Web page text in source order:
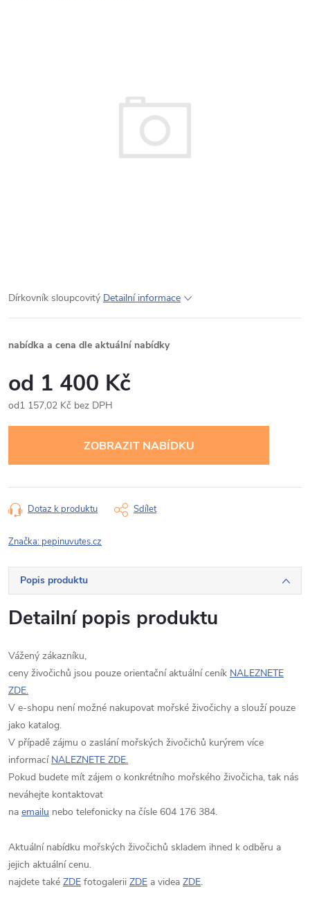
Dírkovník sloupcovitý Detailní informace
nabídka a cena dle aktuální nabídky
1 400 Kč
1 157,02 Kč bez DPH
Dotaz k produktu Sdílet
Značka: pepinuvutes.cz
Popis produktu
Detailní popis produktu
Vážený zákazníku,
ceny živočichů jsou pouze orientační aktuální ceník NALEZNETE
ZDE.
V e-shopu není možné nakupovat mořské živočichy a slouží pouze
jako katalog.
V případě zájmu o zaslání mořských živočichů kurýrem více
informací NALEZNETE ZDE.
Pokud budete mít zájem o konkrétního mořského živočicha, tak nás
neváhejte kontaktovat
na emailu nebo telefonicky na čísle 604 176 384.
Aktuální nabídku mořských živočichů skladem ihned k odběru a
jejich aktuální cenu.
najdete také ZDE fotogalerii ZDE a videa ZDE.